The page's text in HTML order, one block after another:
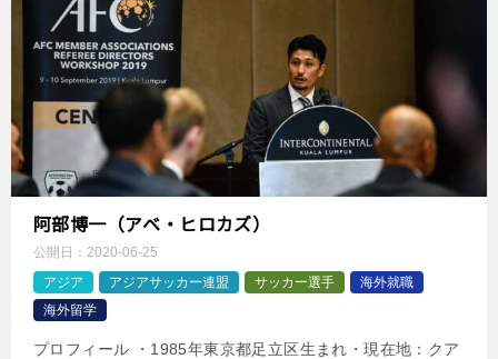
阿部博一（アベ・ヒロカズ）
公開日： 2020-06-25
アジア
アジアサッカー連盟 サッカー選手
海外就職
海外留学
プロフィール ・1985年東京都足立区生まれ・現在地：クア